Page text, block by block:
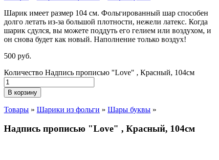
Шарик имеет размер 104 см. Фольгированный шар способен
долго летать из-за большой плотности, нежели латекс. Когда
шарик сдулся, вы можете поддуть его гелием или воздухом, и
он снова будет как новый. Наполнение только воздух!
500 руб.
Количество Надпись прописью "Love" , Красный, 104см
В корзину
Товары » Шарики из фольги » Шары буквы »
Надпись прописью "Love" , Красный, 104см